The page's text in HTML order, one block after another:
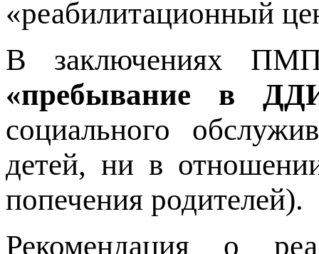
«реабилитационный
В заключениях
«пребывание в
социального
детей, ни в
попечения родителей).
Рекомендация о